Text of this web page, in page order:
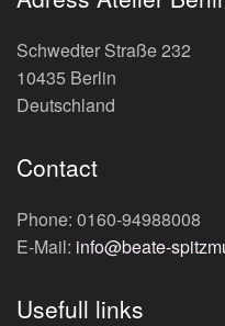
Schwedter Straße 232
10435 Berlin
Deutschland
Contact
Phone: 0160-94988008
E-Mail: info@beate-
Usefull links